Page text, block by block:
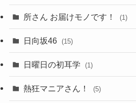
所さん お届けモノです！ (1)
日向坂46 (15)
日曜日の初耳学 (1)
熱狂マニアさん！ (5)